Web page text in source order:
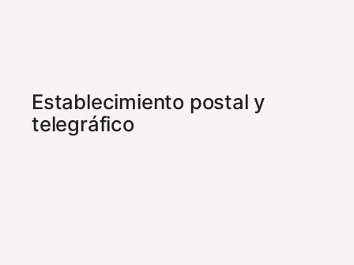
Establecimiento postal y
telegráfico